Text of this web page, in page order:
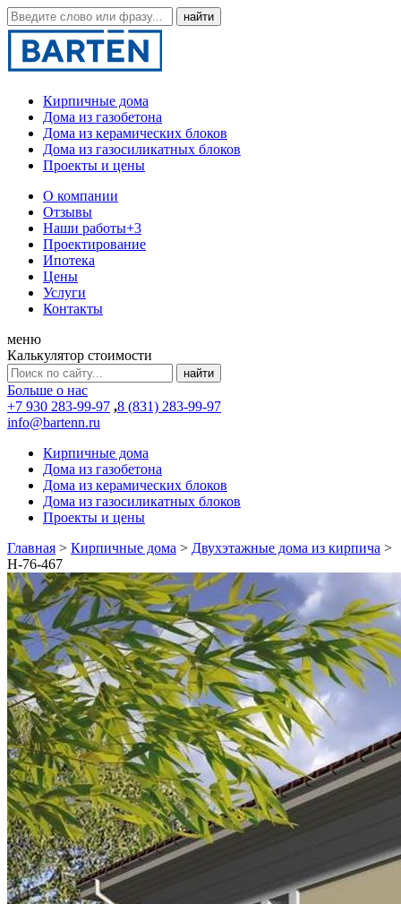
Кирпичные дома
Дома из газобетона
Дома из керамических блоков
Дома из газосиликатных блоков
Проекты и цены
О компании
Отзывы
Наши работы+3
Проектирование
Ипотека
Цены
Услуги
Контакты
меню
Калькулятор стоимости
Больше о нас
+7 930 283-99-97 ,8 (831) 283-99-97
info@bartenn.ru
Кирпичные дома
Дома из газобетона
Дома из керамических блоков
Дома из газосиликатных блоков
Проекты и цены
Главная > Кирпичные дома > Двухэтажные дома из кирпича >
Н-76-467